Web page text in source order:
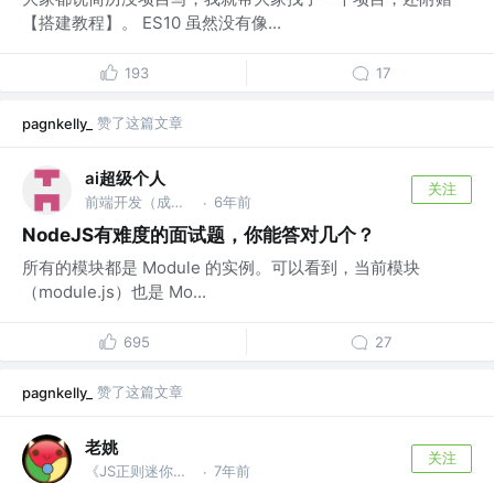
【搭建教程】。 ES10 虽然没有像...
193 17
pagnkelly_ 赞了这篇文章
ai超级个人
前端开发（成都） @前端技术专家 · 6年前
关注
NodeJS有难度的面试题，你能答对几个？
所有的模块都是 Module 的实例。可以看到，当前模块
（module.js）也是 Mo...
695 27
pagnkelly_ 赞了这篇文章
老姚
《JS正则迷你书》作者 · 7年前
关注